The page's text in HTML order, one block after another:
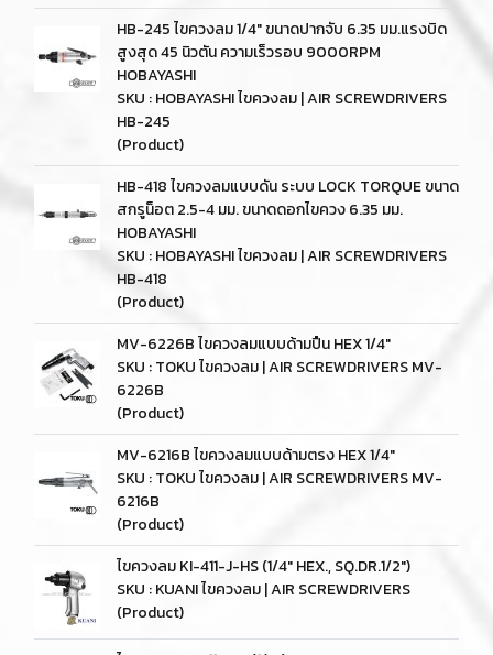
HB-245 ไขควงลม 1/4" ขนาดปากจับ 6.35 มม.แรงบิด
สูงสุด 45 นิวตัน ความเร็วรอบ 9000RPM
HOBAYASHI
SKU : HOBAYASHI ไขควงลม | AIR SCREWDRIVERS
HB-245
(Product)
HB-418 ไขควงลมแบบดัน ระบบ LOCK TORQUE ขนาด
สกรูน็อต 2.5-4 มม. ขนาดดอกไขควง 6.35 มม.
HOBAYASHI
SKU : HOBAYASHI ไขควงลม | AIR SCREWDRIVERS
HB-418
(Product)
MV-6226B ไขควงลมแบบด้ามปืน HEX 1/4"
SKU : TOKU ไขควงลม | AIR SCREWDRIVERS MV-
6226B
(Product)
MV-6216B ไขควงลมแบบด้ามตรง HEX 1/4"
SKU : TOKU ไขควงลม | AIR SCREWDRIVERS MV-
6216B
(Product)
ไขควงลม KI-411-J-HS (1/4" HEX., SQ.DR.1/2")
SKU : KUANI ไขควงลม | AIR SCREWDRIVERS
(Product)